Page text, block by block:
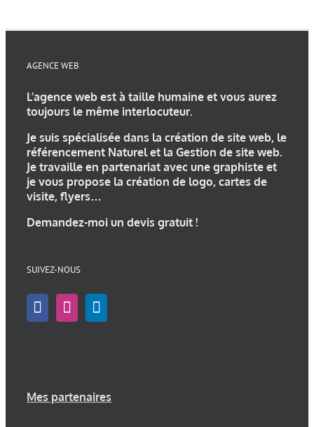
AGENCE WEB
L’agence web est à taille humaine et vous aurez
toujours le même interlocuteur.
Je suis spécialisée dans la création de site web, le
référencement Naturel et la Gestion de site web.
Je travaille en partenariat avec une graphiste et
je vous propose la création de logo, cartes de
visite, flyers…
Demandez-moi un devis gratuit !
SUIVEZ-NOUS
Mes partenaires